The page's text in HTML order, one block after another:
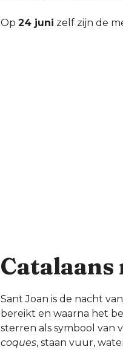
Op 24 juni zelf zijn de
Sant Joan is de nacht
bereikt en waarna het
sterren als symbool van
coques, staan vuur,